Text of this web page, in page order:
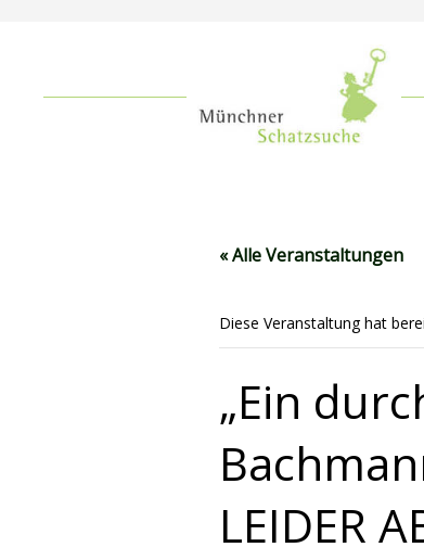
« Alle Veranstaltungen
Diese Veranstaltung hat
„Ein
LEIDER